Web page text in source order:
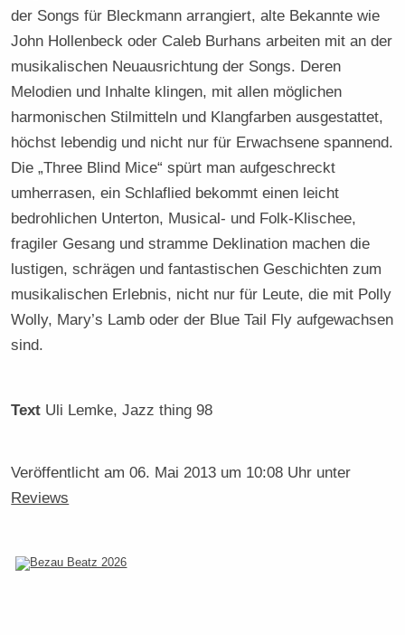
der Songs für Bleckmann arrangiert, alte Bekannte wie
John Hollenbeck oder Caleb Burhans arbeiten mit an der
musikalischen Neuausrichtung der Songs. Deren
Melodien und Inhalte klingen, mit allen möglichen
harmonischen Stilmitteln und Klangfarben ausgestattet,
höchst lebendig und nicht nur für Erwachsene spannend.
Die „Three Blind Mice“ spürt man aufgeschreckt
umherrasen, ein Schlaflied bekommt einen leicht
bedrohlichen Unterton, Musical- und Folk-Klischee,
fragiler Gesang und stramme Deklination machen die
lustigen, schrägen und fantastischen Geschichten zum
musikalischen Erlebnis, nicht nur für Leute, die mit Polly
Wolly, Mary’s Lamb oder der Blue Tail Fly aufgewachsen
sind.
Text Uli Lemke , Jazz thing 98
Veröffentlicht am06. Mai 2013 um 10:08 Uhr unter
Reviews